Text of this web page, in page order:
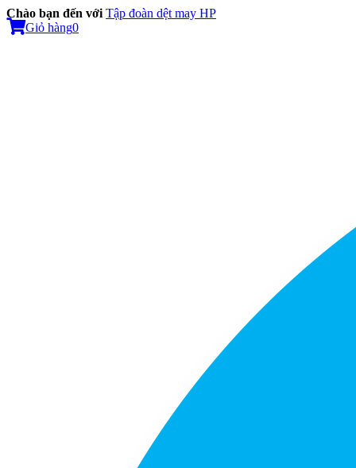
Chào bạn đến với Tập đoàn dệt may HP
Giỏ hàng0